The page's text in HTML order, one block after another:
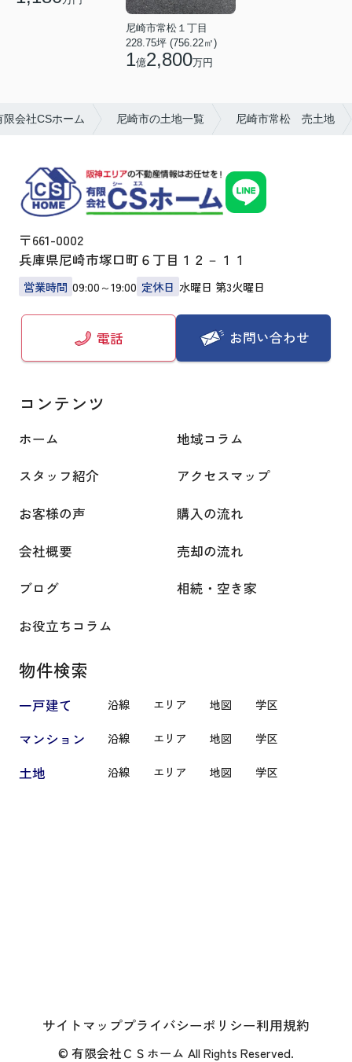
尼崎市常松１丁目
228.75坪 (756.22㎡)
1億2,800万円
会社CSホーム 尼崎市の土地一覧 尼崎市常松 売土地
〒661-0002
兵庫県尼崎市塚口町６丁目１２－１１
営業時間 09:00～19:00 定休日 水曜日 第3火曜日
電話 お問い合わせ
コンテンツ
ホーム
地域コラム
スタッフ紹介
アクセスマップ
お客様の声
購入の流れ
会社概要
売却の流れ
ブログ
相続・空き家
お役立ちコラム
物件検索
一戸建て 沿線 エリア 地図 学区
マンション 沿線 エリア 地図 学区
土地 沿線 エリア 地図 学区
サイトマッププライバシーポリシー利用規約
© 有限会社ＣＳホーム All Rights Reserved.